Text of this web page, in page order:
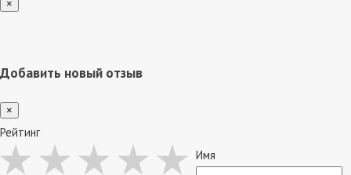
×
Добавить новый отзыв
×
Рейтинг
Имя